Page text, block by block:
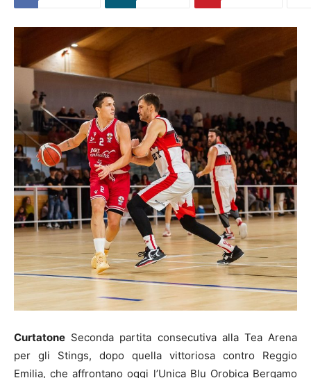
Curtatone Seconda partita consecutiva alla Tea Arena
per gli Stings, dopo quella vittoriosa contro Reggio
Emilia, che affrontano oggi l’Unica Blu Orobica Bergamo